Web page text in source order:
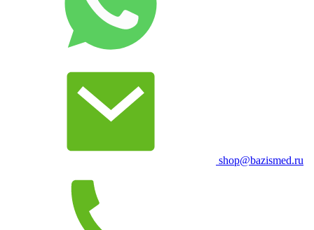
shop@bazismed.ru